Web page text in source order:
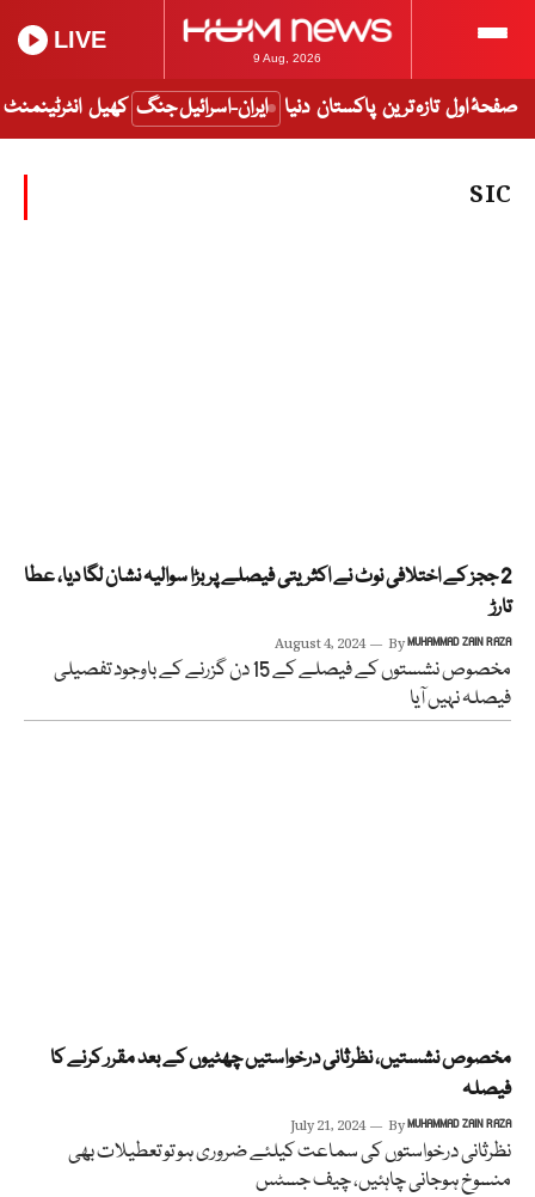
9 Aug, 2026
LIVE
صفحۂ اول تازہ ترین پاکستان دنیا ایران-اسرائیل جنگ کھیل انٹرٹینمنٹ
SIC
2 ججز کے اختلافی نوٹ نے اکثریتی فیصلے پر بڑا سوالیہ نشان لگا دیا، عطا
تارڑ
August 4, 2024 ByMUHAMMAD ZAIN RAZA
مخصوص نشستوں کے فیصلے کے 15 دن گزرنے کے باوجود تفصیلی
فیصلہ نہیں آیا
مخصوص نشستیں، نظرثانی درخواستیں چھٹیوں کے بعد مقرر کرنے کا
فیصلہ
July 21, 2024 ByMUHAMMAD ZAIN RAZA
نظرثانی درخواستوں کی سماعت کیلئے ضروری ہو تو تعطیلات بھی
منسوخ ہوجانی چاہئیں، چیف جسٹس